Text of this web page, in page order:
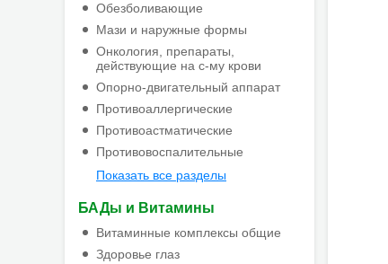
Обезболивающие
Мази и наружные формы
Онкология, препараты,
действующие на с-му крови
Опорно-двигательный аппарат
Противоаллергические
Противоастматические
Противовоспалительные
Показать все разделы
БАДы и Витамины
Витаминные комплексы общие
Здоровье глаз